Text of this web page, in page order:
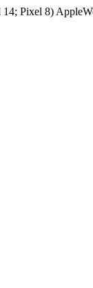
Pixel 8)